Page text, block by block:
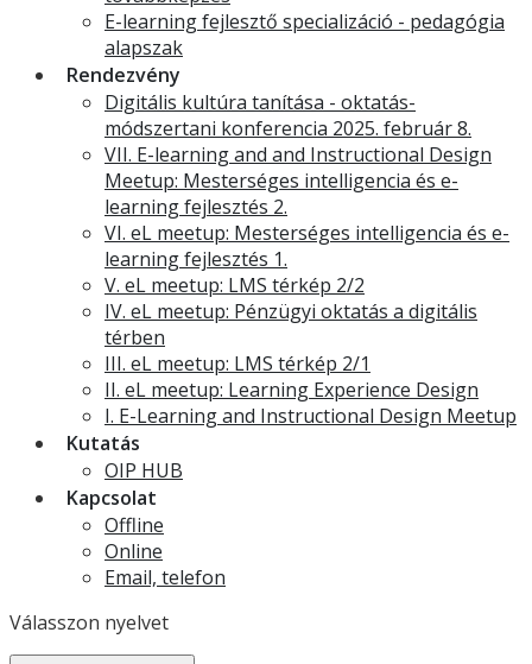
E-learning fejlesztő specializáció - pedagógia
alapszak
Rendezvény
Digitális kultúra tanítása - oktatás-
módszertani konferencia 2025. február 8.
VII. E-learning and and Instructional Design
Meetup: Mesterséges intelligencia és e-
learning fejlesztés 2.
VI. eL meetup: Mesterséges intelligencia és e-
learning fejlesztés 1.
V. eL meetup: LMS térkép 2/2
IV. eL meetup: Pénzügyi oktatás a digitális
térben
III. eL meetup: LMS térkép 2/1
II. eL meetup: Learning Experience Design
I. E-Learning and Instructional Design Meetup
Kutatás
OIP HUB
Kapcsolat
Offline
Online
Email, telefon
Válasszon nyelvet